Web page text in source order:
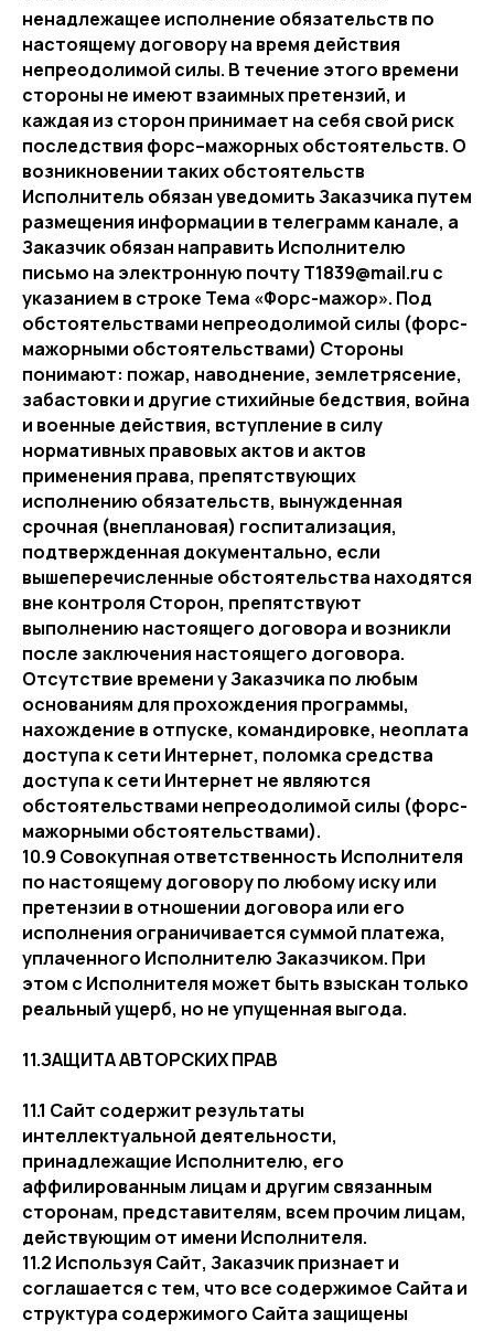
ненадлежащее исполнение обязательств по
настоящему договору на время действия
непреодолимой силы. В течение этого времени
стороны не имеют взаимных претензий, и
каждая из сторон принимает на себя свой риск
последствия форс–мажорных обстоятельств. О
возникновении таких обстоятельств
Исполнитель обязан уведомить Заказчика путем
размещения информации в телеграмм канале, а
Заказчик обязан направить Исполнителю
письмо на электронную почту T1839@mail.ru с
указанием в строке Тема «Форс-мажор». Под
обстоятельствами непреодолимой силы (форс-
мажорными обстоятельствами) Стороны
понимают: пожар, наводнение, землетрясение,
забастовки и другие стихийные бедствия, война
и военные действия, вступление в силу
нормативных правовых актов и актов
применения права, препятствующих
исполнению обязательств, вынужденная
срочная (внеплановая) госпитализация,
подтвержденная документально, если
вышеперечисленные обстоятельства находятся
вне контроля Сторон, препятствуют
выполнению настоящего договора и возникли
после заключения настоящего договора.
Отсутствие времени у Заказчика по любым
основаниям для прохождения программы,
нахождение в отпуске, командировке, неоплата
доступа к сети Интернет, поломка средства
доступа к сети Интернет не являются
обстоятельствами непреодолимой силы (форс-
мажорными обстоятельствами).
10.9 Совокупная ответственность Исполнителя
по настоящему договору по любому иску или
претензии в отношении договора или его
исполнения ограничивается суммой платежа,
уплаченного Исполнителю Заказчиком. При
этом с Исполнителя может быть взыскан только
реальный ущерб, но не упущенная выгода.
11.ЗАЩИТА АВТОРСКИХ ПРАВ
11.1 Сайт содержит результаты
интеллектуальной деятельности,
принадлежащие Исполнителю, его
аффилированным лицам и другим связанным
сторонам, представителям, всем прочим лицам,
действующим от имени Исполнителя.
11.2 Используя Сайт, Заказчик признает и
соглашается с тем, что все содержимое Сайта и
структура содержимого Сайта защищены